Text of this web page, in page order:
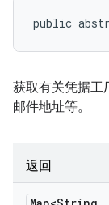
public
获取有关凭据工
邮件地址等。
返回